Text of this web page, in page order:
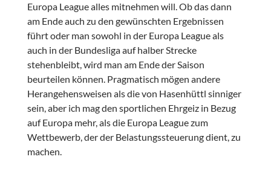
Europa League alles mitnehmen will. Ob das dann
am Ende auch zu den gewünschten Ergebnissen
führt oder man sowohl in der Europa League als
auch in der Bundesliga auf halber Strecke
stehenbleibt, wird man am Ende der Saison
beurteilen können. Pragmatisch mögen andere
Herangehensweisen als die von Hasenhüttl sinniger
sein, aber ich mag den sportlichen Ehrgeiz in Bezug
auf Europa mehr, als die Europa League zum
Wettbewerb, der der Belastungssteuerung dient, zu
machen.